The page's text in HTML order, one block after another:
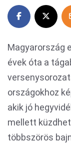
Magyarország
évek óta a
országokhoz
akik jó
mellett
többszörös